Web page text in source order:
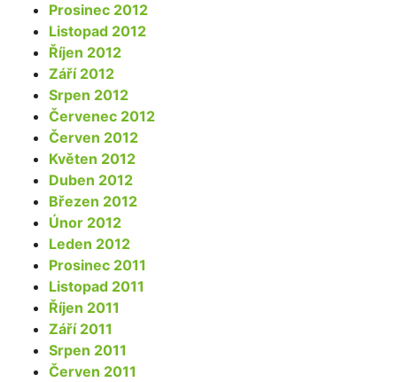
Prosinec 2012
Listopad 2012
Říjen 2012
Září 2012
Srpen 2012
Červenec 2012
Červen 2012
Květen 2012
Duben 2012
Březen 2012
Únor 2012
Leden 2012
Prosinec 2011
Listopad 2011
Říjen 2011
Září 2011
Srpen 2011
Červen 2011